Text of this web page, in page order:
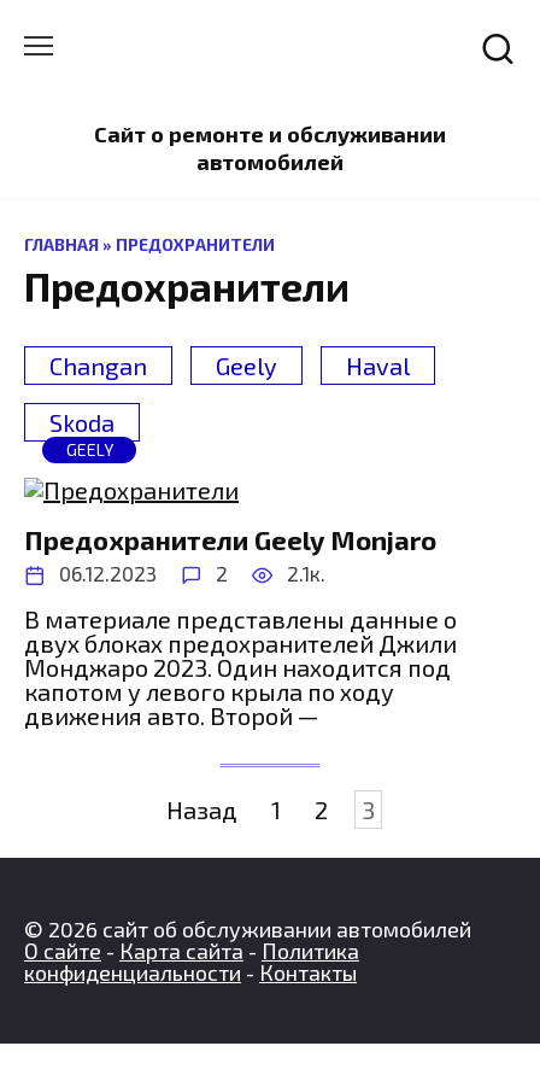
содержанию
Сайт о ремонте и обслуживании
автомобилей
ГЛАВНАЯ » ПРЕДОХРАНИТЕЛИ
Предохранители
Changan Geely
Haval
Skoda
GEELY
Предохранители Geely Monjaro
06.12.2023 2 2.1к.
В материале представлены данные о
двух блоках предохранителей Джили
Монджаро 2023. Один находится под
капотом у левого крыла по ходу
движения авто. Второй —
Назад 1 2 3
© 2026 сайт об обслуживании автомобилей
О сайте - Карта сайта - Политика
конфиденциальности - Контакты